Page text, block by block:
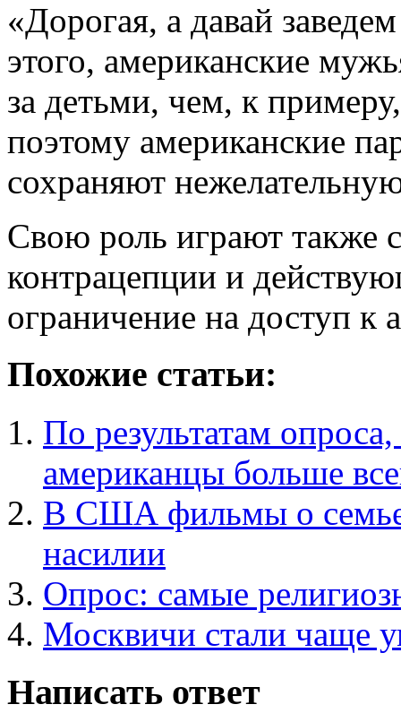
«Дорогая, а давай
этого, американские
за детьми, чем, к
поэтому американские
сохраняют
Свою роль играют также
контрацепции и
ограничение на доступ к
Похожие статьи:
По результатам
американцы больше
В США фильмы о семье
насилии
Опрос: самые
Москвичи стали чаще
Написать ответ